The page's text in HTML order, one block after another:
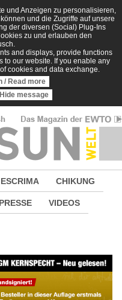
und Anzeigen zu personalisieren,
und die Zugriffe auf unsere
der diversen (Social) Plug-Ins
zu und erlauben den
and displays, provide functions
to our website. If you enable any
cookies and data exchange.
/ Read more
message
ESCRIMA CHIKUNG
PRESSE VIDEOS